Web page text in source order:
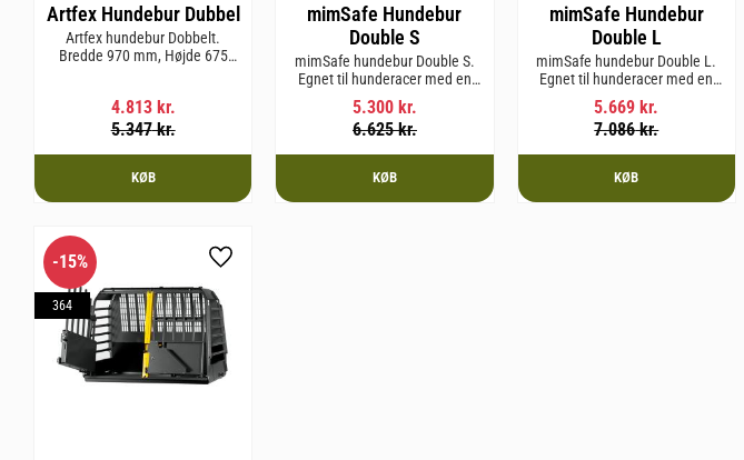
Artfex Hundebur Dubbel
Artfex hundebur Dobbelt.
Bredde 970 mm, Højde 675
4.813kr.
5.347kr.
KØB
mimSafe Hundebur
Double S
mimSafe hundebur Double S.
Egnet til hunderacer med en
skulderhøjde på op til 52 cm.
5.300kr.
6.625kr.
KØB
mimSafe Hundebur
Double L
mimSafe hundebur Double L.
Egnet til hunderacer med en
skulderhøjde på op til 58 cm.
5.669 kr.
7.086kr.
KØB
15%
364
Gem som favorit